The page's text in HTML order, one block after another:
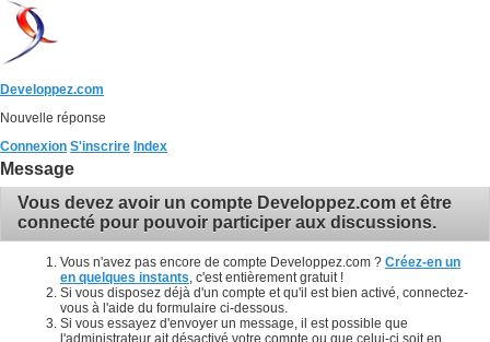
Developpez.com
Nouvelle réponse
Connexion S'inscrire Index
Message
Vous devez avoir un compte Developpez.com et être
connecté pour pouvoir participer aux discussions.
Vous n'avez pas encore de compte Developpez.com ? Créez-en un
en quelques instants , c'est entièrement gratuit !
Si vous disposez déjà d'un compte et qu'il est bien activé, connectez-
vous à l'aide du formulaire ci-dessous.
Si vous essayez d'envoyer un message, il est possible que
l'administrateur ait désactivé votre compte ou que celui-ci soit en